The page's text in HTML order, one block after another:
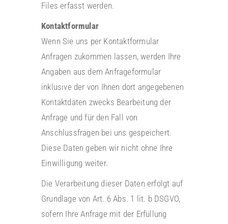
Files erfasst werden.
Kontaktformular
Wenn Sie uns per Kontaktformular
Anfragen zukommen lassen, werden Ihre
Angaben aus dem Anfrageformular
inklusive der von Ihnen dort angegebenen
Kontaktdaten zwecks Bearbeitung der
Anfrage und für den Fall von
Anschlussfragen bei uns gespeichert.
Diese Daten geben wir nicht ohne Ihre
Einwilligung weiter.
Die Verarbeitung dieser Daten erfolgt auf
Grundlage von Art. 6 Abs. 1 lit. b DSGVO,
sofern Ihre Anfrage mit der Erfüllung